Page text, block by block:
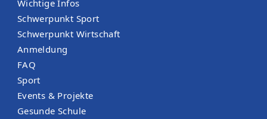
Wichtige Infos
Schwerpunkt Sport
Schwerpunkt Wirtschaft
Anmeldung
FAQ
Sport
Events & Projekte
Gesunde Schule